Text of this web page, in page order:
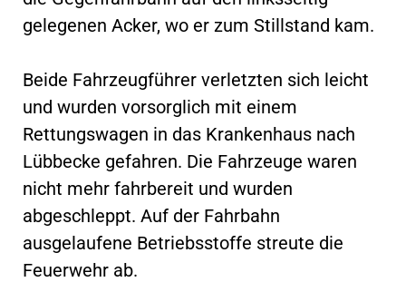
gelegenen Acker, wo er zum Stillstand kam.
Beide Fahrzeugführer verletzten sich leicht
und wurden vorsorglich mit einem
Rettungswagen in das Krankenhaus nach
Lübbecke gefahren. Die Fahrzeuge waren
nicht mehr fahrbereit und wurden
abgeschleppt. Auf der Fahrbahn
ausgelaufene Betriebsstoffe streute die
Feuerwehr ab.